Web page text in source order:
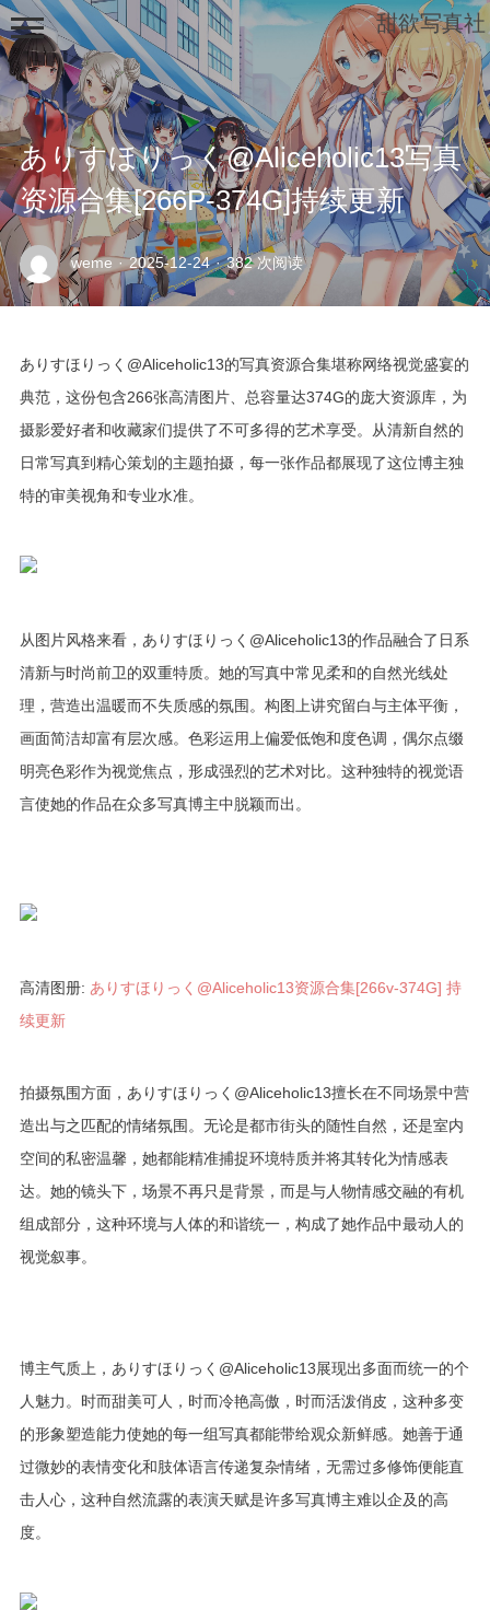
ありすほりっく@Aliceholic13写真
资源合集[266P-374G]持续更新
weme · 2025-12-24 · 382 次阅读
ありすほりっく@Aliceholic13的写真资源合集堪称网络视觉盛宴的
典范，这份包含266张高清图片、总容量达374G的庞大资源库，为
摄影爱好者和收藏家们提供了不可多得的艺术享受。从清新自然的
日常写真到精心策划的主题拍摄，每一张作品都展现了这位博主独
特的审美视角和专业水准。
从图片风格来看，ありすほりっく@Aliceholic13的作品融合了日系
清新与时尚前卫的双重特质。她的写真中常见柔和的自然光线处
理，营造出温暖而不失质感的氛围。构图上讲究留白与主体平衡，
画面简洁却富有层次感。色彩运用上偏爱低饱和度色调，偶尔点缀
明亮色彩作为视觉焦点，形成强烈的艺术对比。这种独特的视觉语
言使她的作品在众多写真博主中脱颖而出。
高清图册: ありすほりっく@Aliceholic13资源合集[266v-374G] 持
续更新
拍摄氛围方面，ありすほりっく@Aliceholic13擅长在不同场景中营
造出与之匹配的情绪氛围。无论是都市街头的随性自然，还是室内
空间的私密温馨，她都能精准捕捉环境特质并将其转化为情感表
达。她的镜头下，场景不再只是背景，而是与人物情感交融的有机
组成部分，这种环境与人体的和谐统一，构成了她作品中最动人的
视觉叙事。
博主气质上，ありすほりっく@Aliceholic13展现出多面而统一的个
人魅力。时而甜美可人，时而冷艳高傲，时而活泼俏皮，这种多变
的形象塑造能力使她的每一组写真都能带给观众新鲜感。她善于通
过微妙的表情变化和肢体语言传递复杂情绪，无需过多修饰便能直
击人心，这种自然流露的表演天赋是许多写真博主难以企及的高
度。
甜欲写真社
示
例
面